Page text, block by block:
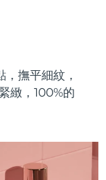
撫平細紋，
緻，100%的
達日期11/08/2026
12/08/2026